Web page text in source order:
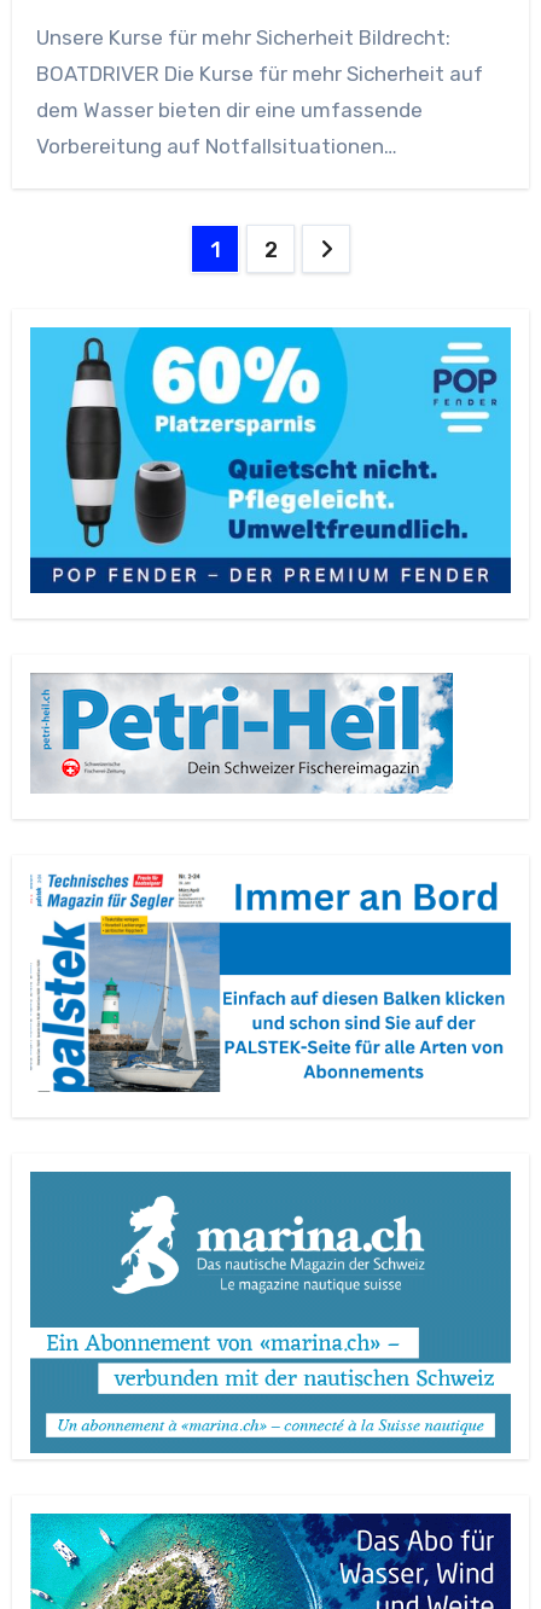
Unsere Kurse für mehr Sicherheit Bildrecht:
BOATDRIVER Die Kurse für mehr Sicherheit auf
dem Wasser bieten dir eine umfassende
Vorbereitung auf Notfallsituationen…
Seitennummerierung
Beiträge
1 2